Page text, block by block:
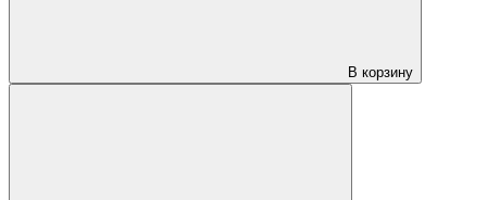
В корзину